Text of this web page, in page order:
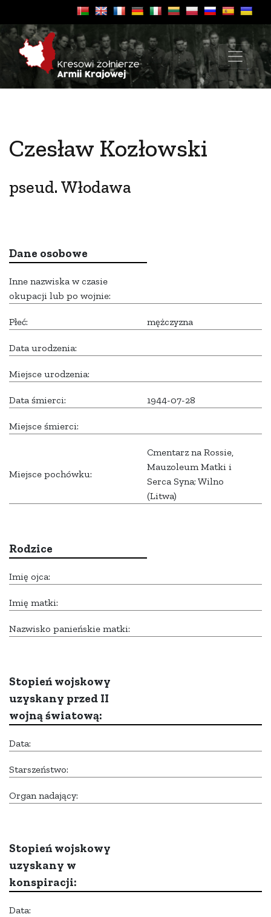
Czesław Kozłowski
pseud. Włodawa
Dane osobowe
Inne nazwiska w czasie
okupacji lub po wojnie:
Płeć: mężczyzna
Data urodzenia:
Miejsce urodzenia:
Data śmierci: 1944-07-28
Miejsce śmierci:
Miejsce pochówku:
Cmentarz na Rossie,
Mauzoleum Matki i
Serca Syna; Wilno
(Litwa)
Rodzice
Imię ojca:
Imię matki:
Nazwisko panieńskie matki:
Stopień wojskowy
uzyskany przed II
wojną światową:
Data:
Starszeństwo:
Organ nadający:
Stopień wojskowy
uzyskany w
konspiracji:
Data: